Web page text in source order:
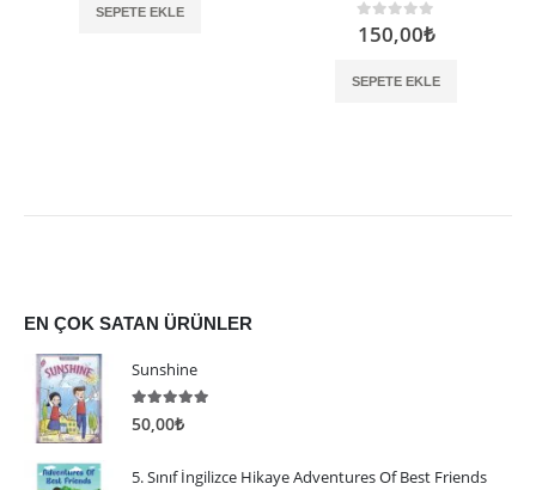
SEPETE EKLE
05 üzerinden
150,00₺
SEPETE EKLE
EN ÇOK SATAN ÜRÜNLER
Sunshine
5.005 üzerinden
50,00₺
5. Sınıf İngilizce Hikaye Adventures Of Best Friends